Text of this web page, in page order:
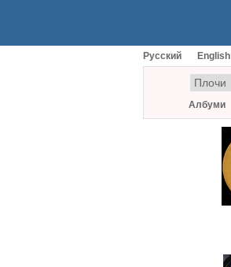
Русский English
Албуми